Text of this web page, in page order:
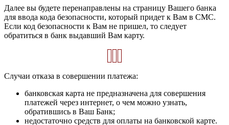
Далее вы будете перенаправлены на страницу Вашего банка
для ввода кода безопасности, который придет к Вам в СМС.
Если код безопасности к Вам не пришел, то следует
обратиться в банк выдавший Вам карту.
Случаи отказа в совершении платежа:
банковская карта не предназначена для совершения
платежей через интернет, о чем можно узнать,
обратившись в Ваш Банк;
недостаточно средств для оплаты на банковской карте.